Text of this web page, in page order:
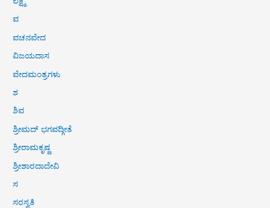
ವ
ವಚನವೇದ
ವಿಜಯದಾಸ
ವೇದಮಂತ್ರಗಳು
ಶ
ಶಿವ
ಶ್ರೀಮದ್ ಭಗವದ್ಗೀತೆ
ಶ್ರೀರಾಮಕೃಷ್ಣ
ಶ್ರೀಶಾರದಾದೇವಿ
ಸ
ಸರಸ್ವತಿ